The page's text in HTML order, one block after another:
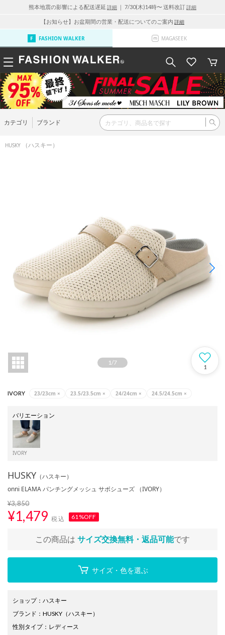
熊本地震の影響による配送遅延 詳細 ｜ 7/30(木)14時〜 送料改訂詳細
【お知らせ】お盆期間の営業・配送についてのご案内 詳細
FASHION WALKER MAGASEEK
カテゴリ ブランド
HUSKY （ハスキー）
1 /7
1
IVORY 23/23cm × 23.5/23.5cm × 24/24cm × 24.5/24.5cm ×
バリエーション
IVORY
HUSKY （ハスキー）
onni ELAMA パンチングメッシュ サボシューズ （IVORY）
¥3,850
¥1,479 税込 61%OFF
この商品は サイズ交換無料・返品可能です
サイズ・色を選ぶ
ショップ： ハスキー
ブランド ： HUSKY （ハスキー）
性別タイプ： レディース